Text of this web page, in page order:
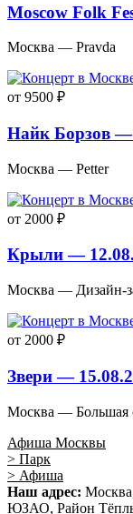
Moscow Folk
Москва — Pravda
от 9500 ₽
Найк Борзов —
Москва — Petter
от 2000 ₽
Крыли —
Москва — Дизайн-
от 2000 ₽
Звери —
Москва — Большая
Афиша Москвы
> Парк
> Афиша
Наш адрес:
ЮЗАО, Район